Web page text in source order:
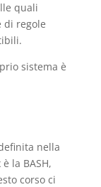
quali
di regole
sistema è
nella
la BASH,
corso ci